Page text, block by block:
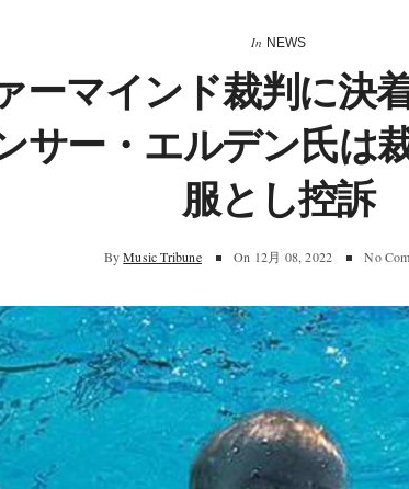
In NEWS
ーマインド裁判に
サー・エルデン氏は
服とし控訴
By Music Tribune On 12月 08, 2022 No